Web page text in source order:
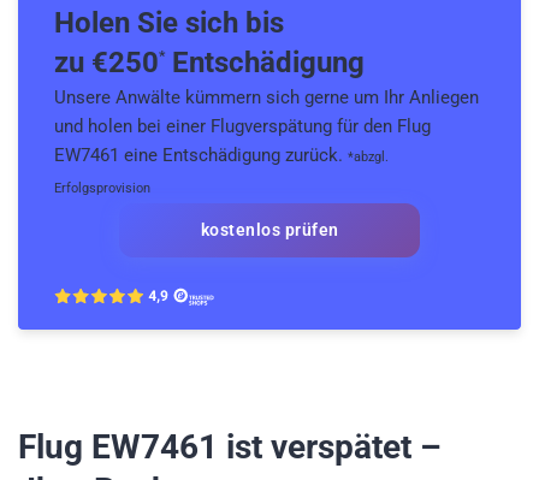
Holen Sie sich bis
zu €250*Entschädigung
Unsere Anwälte kümmern sich gerne um Ihr Anliegen
und holen bei einer Flugverspätung für den Flug
EW7461 eine Entschädigung zurück. *abzgl.
Erfolgsprovision
kostenlos prüfen
Flug EW7461 ist verspätet –